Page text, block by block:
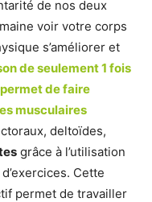
de nos deux
voir votre corps
s’améliorer et
de seulement 1 fois
de faire
musculaires
deltoïdes,
grâce à l’utilisation
Cette
permet de travailler